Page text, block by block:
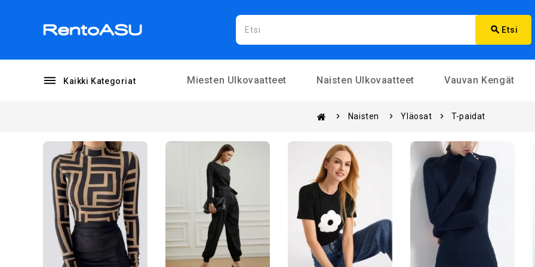
search Etsi
Kaikki Kategoriat Miesten Ulkovaatteet Naisten Ulkovaatteet Vauvan Kengät
Naisten Yläosat T-paidat